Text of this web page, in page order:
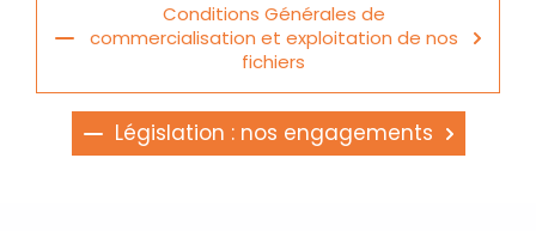
Conditions Générales de
commercialisation et exploitation de nos
fichiers
Législation : nos engagements